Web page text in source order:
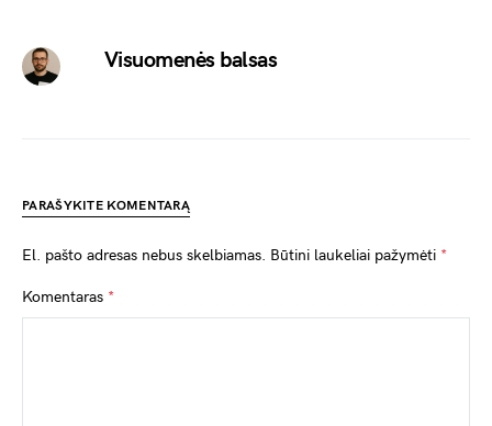
Visuomenės balsas
PARAŠYKITE KOMENTARĄ
El. pašto adresas nebus skelbiamas. Būtini laukeliai pažymėti *
Komentaras *